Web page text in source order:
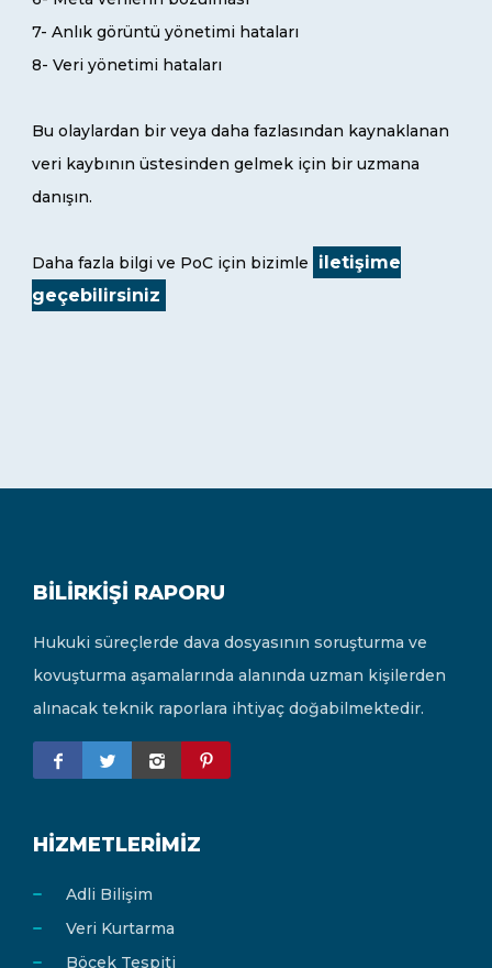
7- Anlık görüntü yönetimi hataları
8- Veri yönetimi hataları
Bu olaylardan bir veya daha fazlasından kaynaklanan
veri kaybının üstesinden gelmek için bir uzmana
danışın.
Daha fazla bilgi ve PoC için bizimle
iletişime
geçebilirsiniz
BILIRKIŞI RAPORU
Hukuki süreçlerde dava dosyasının soruşturma ve
kovuşturma aşamalarında alanında uzman kişilerden
alınacak teknik raporlara ihtiyaç doğabilmektedir.
HIZMETLERIMIZ
Adli Bilişim
Veri Kurtarma
Böcek Tespiti